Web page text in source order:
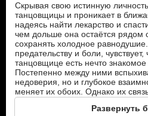
Скрывая свою истинную
танцовщицы и проникает в
надеясь найти лекарство и
чем дольше она остаётся рядом
сохранять холодное
предательству и боли, чувствует,
танцовщице есть нечто знакомое
Постепенно между ними
недоверия, но и глубокое
меняет их обоих. Однако их
– между ними стоят старые
могут разрушить всё, что только
Развернуть